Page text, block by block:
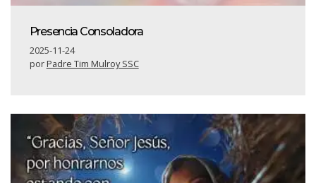
Presencia Consoladora
2025-11-24
porPadre Tim Mulroy SSC